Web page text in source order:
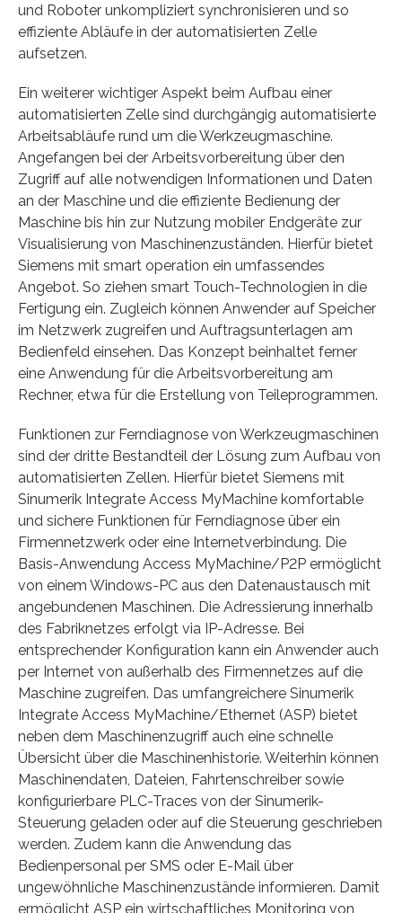
und Roboter unkompliziert synchronisieren und so
effiziente Abläufe in der automatisierten Zelle
aufsetzen.
Ein weiterer wichtiger Aspekt beim Aufbau einer
automatisierten Zelle sind durchgängig automatisierte
Arbeitsabläufe rund um die Werkzeugmaschine.
Angefangen bei der Arbeitsvorbereitung über den
Zugriff auf alle notwendigen Informationen und Daten
an der Maschine und die effiziente Bedienung der
Maschine bis hin zur Nutzung mobiler Endgeräte zur
Visualisierung von Maschinenzuständen. Hierfür bietet
Siemens mit smart operation ein umfassendes
Angebot. So ziehen smart Touch-Technologien in die
Fertigung ein. Zugleich können Anwender auf Speicher
im Netzwerk zugreifen und Auftragsunterlagen am
Bedienfeld einsehen. Das Konzept beinhaltet ferner
eine Anwendung für die Arbeitsvorbereitung am
Rechner, etwa für die Erstellung von Teileprogrammen.
Funktionen zur Ferndiagnose von Werkzeugmaschinen
sind der dritte Bestandteil der Lösung zum Aufbau von
automatisierten Zellen. Hierfür bietet Siemens mit
Sinumerik Integrate Access MyMachine komfortable
und sichere Funktionen für Ferndiagnose über ein
Firmennetzwerk oder eine Internetverbindung. Die
Basis-Anwendung Access MyMachine/P2P ermöglicht
von einem Windows-PC aus den Datenaustausch mit
angebundenen Maschinen. Die Adressierung innerhalb
des Fabriknetzes erfolgt via IP-Adresse. Bei
entsprechender Konfiguration kann ein Anwender auch
per Internet von außerhalb des Firmennetzes auf die
Maschine zugreifen. Das umfangreichere Sinumerik
Integrate Access MyMachine/Ethernet (ASP) bietet
neben dem Maschinenzugriff auch eine schnelle
Übersicht über die Maschinenhistorie. Weiterhin können
Maschinendaten, Dateien, Fahrtenschreiber sowie
konfigurierbare PLC-Traces von der Sinumerik-
Steuerung geladen oder auf die Steuerung geschrieben
werden. Zudem kann die Anwendung das
Bedienpersonal per SMS oder E-Mail über
ungewöhnliche Maschinenzustände informieren. Damit
ermöglicht ASP ein wirtschaftliches Monitoring von